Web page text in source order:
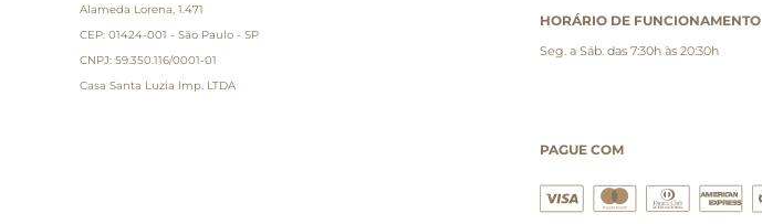
Alameda Lorena, 1.471
CEP: 01424-001 - São Paulo - SP
CNPJ: 59.350.116/0001-01
Casa Santa Luzia Imp. LTDA
HORÁRIO DE FUNCIONAMENTO
Seg. a Sáb. das 7:30h às 20:30h
PAGUE COM